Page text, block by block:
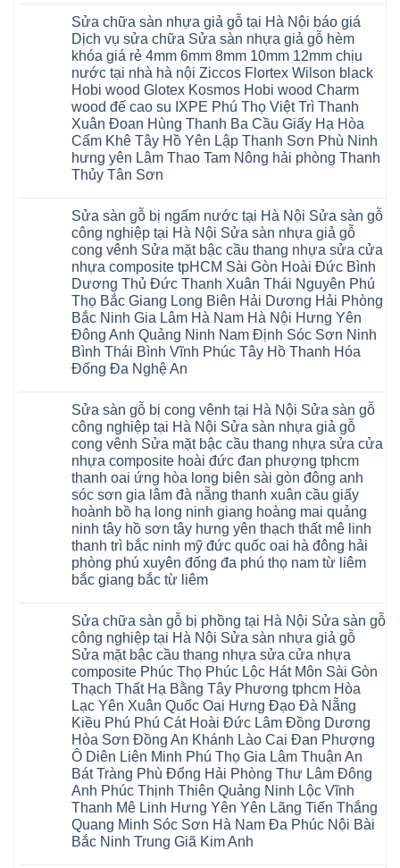
Phụ
Phú
Thọ
Lào
Tuyên
Quang
tpHCM
Đà
Nẵng
Gia
Phú
Thọ
Phòng
Sóc
Sơn
Ninh
Bình
Hưng
Yên
Hải
Phòng
Thái
Bình
Hưng
Yên
Hà
Đông
Hạ
Long
nhà
sinh
giá
tpHCM
Thanh
Bắc
Ninh
Ninh
Bình
Đà
Nẵng
Quảng
bình
luận
ở
Thợ
sửa
sàn
nhựa
thợ
sửa
sàn
nhà
sửa
sàn
Nội
báo
Dịch
vụ
sửa
chữa
Sửa
sàn
nhựa
giả
gỗ
hèm
khóa
4mm
6mm
8mm
10mm
12mm
tại
nhà
Ziccos
Flortex
Wilson
black
Hobi
wood
Glotex
Kosmos
Hobi
wood
đế
cao
su
IXPE
Hưng
Yên
Sài
Gòn
Ân
Thi
Hoàng
Mai
Hào
Tiên
Lữ
Từ
Liêm
Phù
Cừ
Sửa chữa sàn nhựa giả gỗ tại Hà Nội báo giá
Dịch vụ sửa chữa Sửa sàn nhựa giả gỗ hèm
khóa giá rẻ 4mm 6mm 8mm 10mm 12mm chịu
nước tại nhà hà nội Ziccos Flortex Wilson black
Hobi wood Glotex Kosmos Hobi wood Charm
wood đế cao su IXPE Phú Thọ Việt Trì Thanh
Xuân Đoan Hùng Thanh Ba Cầu Giấy Hạ Hòa
Cẩm Khê Tây Hồ Yên Lập Thanh Sơn Phù Ninh
hưng yên Lâm Thao Tam Nông hải phòng Thanh
Thủy Tân Sơn
bình
luận
ở
Sửa
chữa
sàn
nhựa
giả
gỗ
tại
Hà
Nội
báo
giá
sửa
chữa
Sửa
nhựa
giả
gỗ
hèm
khóa
giá
rẻ
4mm
6mm
8mm
10mm
12mm
chịu
nhà
hà
nội
Ziccos
Flortex
black
Hobi
wood
Glotex
Kosmos
Hobi
wood
Charm
wood
đế
cao
su
IXPE
Phú
Sửa sàn gỗ bị ngấm nước tại Hà Nội Sửa sàn gỗ
công nghiệp tại Hà Nội Sửa sàn nhựa giả gỗ
cong vênh Sửa mặt bậc cầu thang nhựa sửa cửa
nhựa composite tpHCM Sài Gòn Hoài Đức Bình
Dương Thủ Đức Thanh Xuân Thái Nguyên Phú
Thọ Bắc Giang Long Biên Hải Dương Hải Phòng
Bắc Ninh Gia Lâm Hà Nam Hà Nội Hưng Yên
Đông Anh Quảng Ninh Nam Định Sóc Sơn Ninh
Bình Thái Bình Vĩnh Phúc Tây Hồ Thanh Hóa
Đống Đa Nghệ An
bình
luận
ở
Sửa
sàn
gỗ
bị
ngấm
nước
tại
Hà
Sửa
sàn
gỗ
công
Hà
Nội
Sửa
sàn
giả
cong
vênh
Sửa
mặt
bậc
cầu
thang
nhựa
sửa
cửa
composite
tpHCM
Sửa sàn gỗ bị cong vênh tại Hà Nội Sửa sàn gỗ
công nghiệp tại Hà Nội Sửa sàn nhựa giả gỗ
cong vênh Sửa mặt bậc cầu thang nhựa sửa cửa
nhựa composite hoài đức đan phượng tphcm
thanh oai ứng hòa long biên sài gòn đông anh
sóc sơn gia lâm đà nẵng thanh xuân cầu giấy
hoành bồ hạ long ninh giang hoàng mai quảng
ninh tây hồ sơn tây hưng yên thạch thất mê linh
thanh trì bắc ninh mỹ đức quốc oai hà đông hải
phòng phú xuyên đống đa phú thọ nam từ liêm
bắc giang bắc từ liêm
bình
luận
ở
Sửa
sàn
gỗ
cong
vênh
tại
Hà
Nội
Sửa
sàn
gỗ
công
nghiệp
tại
Hà
Nội
Sửa chữa sàn gỗ bị phồng tại Hà Nội Sửa sàn gỗ
công nghiệp tại Hà Nội Sửa sàn nhựa giả gỗ
Sửa mặt bậc cầu thang nhựa sửa cửa nhựa
composite Phúc Thọ Phúc Lộc Hát Môn Sài Gòn
Thạch Thất Hạ Bằng Tây Phương tphcm Hòa
Lạc Yên Xuân Quốc Oai Hưng Đạo Đà Nẵng
Kiều Phú Phú Cát Hoài Đức Lâm Đồng Dương
Hòa Sơn Đồng An Khánh Lào Cai Đan Phượng
Ô Diên Liên Minh Phú Thọ Gia Lâm Thuận An
Bát Tràng Phù Đổng Hải Phòng Thư Lâm Đông
Anh Phúc Thịnh Thiên Quảng Ninh Lộc Vĩnh
Thanh Mê Linh Hưng Yên Yên Lãng Tiến Thắng
Quang Minh Sóc Sơn Hà Nam Đa Phúc Nội Bài
Bắc Ninh Trung Giã Kim Anh